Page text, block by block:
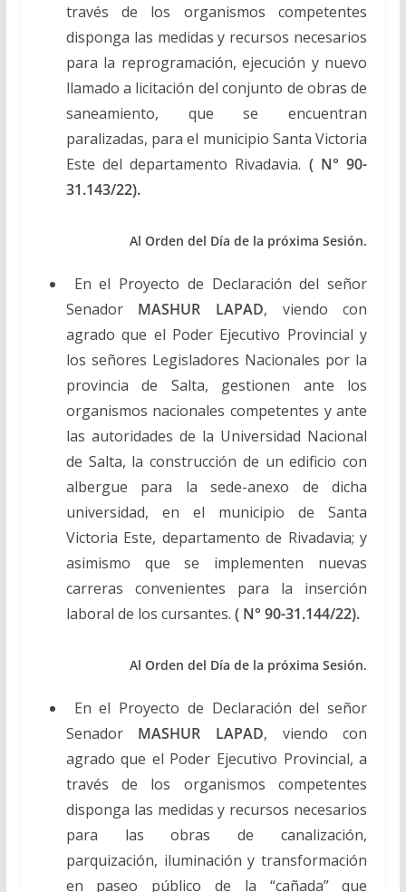
través de los organismos competentes
disponga las medidas y recursos necesarios
para la reprogramación, ejecución y nuevo
llamado a licitación del conjunto de obras de
saneamiento, que se encuentran
paralizadas, para el municipio Santa Victoria
Este del departamento Rivadavia. ( N° 90-
31.143/22).
Al Orden del Día de la próxima Sesión.
En el Proyecto de Declaración del señor
Senador MASHUR LAPAD, viendo con
agrado que el Poder Ejecutivo Provincial y
los señores Legisladores Nacionales por la
provincia de Salta, gestionen ante los
organismos nacionales competentes y ante
las autoridades de la Universidad Nacional
de Salta, la construcción de un edificio con
albergue para la sede-anexo de dicha
universidad, en el municipio de Santa
Victoria Este, departamento de Rivadavia; y
asimismo que se implementen nuevas
carreras convenientes para la inserción
laboral de los cursantes. ( N° 90-31.144/22).
Al Orden del Día de la próxima Sesión.
En el Proyecto de Declaración del señor
Senador MASHUR LAPAD, viendo con
agrado que el Poder Ejecutivo Provincial, a
través de los organismos competentes
disponga las medidas y recursos necesarios
para las obras de canalización,
parquización, iluminación y transformación
en paseo público de la “cañada” que